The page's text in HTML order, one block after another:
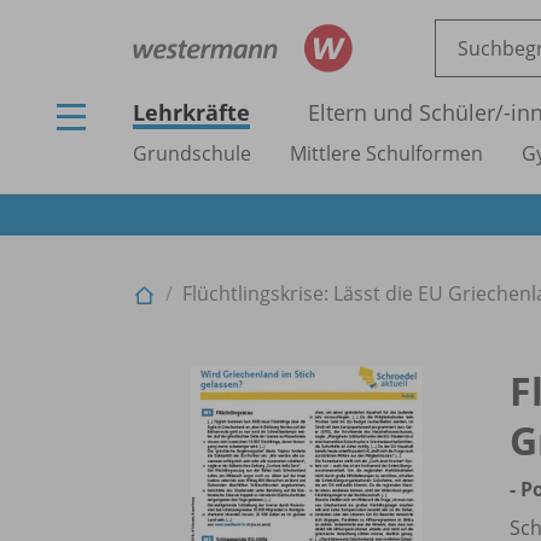
Lehrkräfte Eltern und Schüler/-
Grundschule Mittlere Schulformen
Flüchtlingskrise: Lässt die EU
-